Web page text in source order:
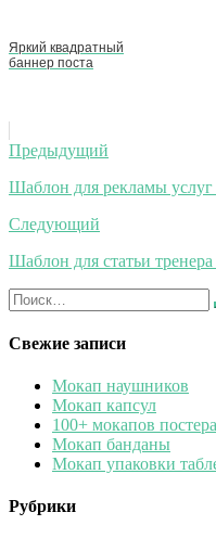
Яркий квадратный
баннер поста
Навигация
по
записям
Предыдущий
Шаблон для рекламы услуг
Следующий
Шаблон для статьи
Искать:
Свежие записи
Мокап наушников
Мокап капсул
100+ мокапов постера
Мокап банданы
Мокап упаковки
Рубрики